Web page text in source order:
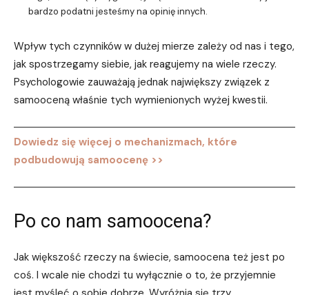
bardzo podatni jesteśmy na opinię innych.
Wpływ tych czynników w dużej mierze zależy od nas i tego,
jak spostrzegamy siebie, jak reagujemy na wiele rzeczy.
Psychologowie zauważają jednak największy związek z
samooceną właśnie tych wymienionych wyżej kwestii.
Dowiedz się więcej o mechanizmach, które
podbudowują samoocenę >>
Po co nam samoocena?
Jak większość rzeczy na świecie, samoocena też jest po
coś. I wcale nie chodzi tu wyłącznie o to, że przyjemnie